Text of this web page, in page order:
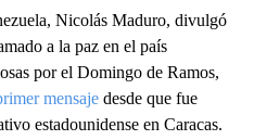
Nicolás Maduro, divulgó
a la paz en el país
por el Domingo de Ramos,
mensaje desde que fue
estadounidense en Caracas.